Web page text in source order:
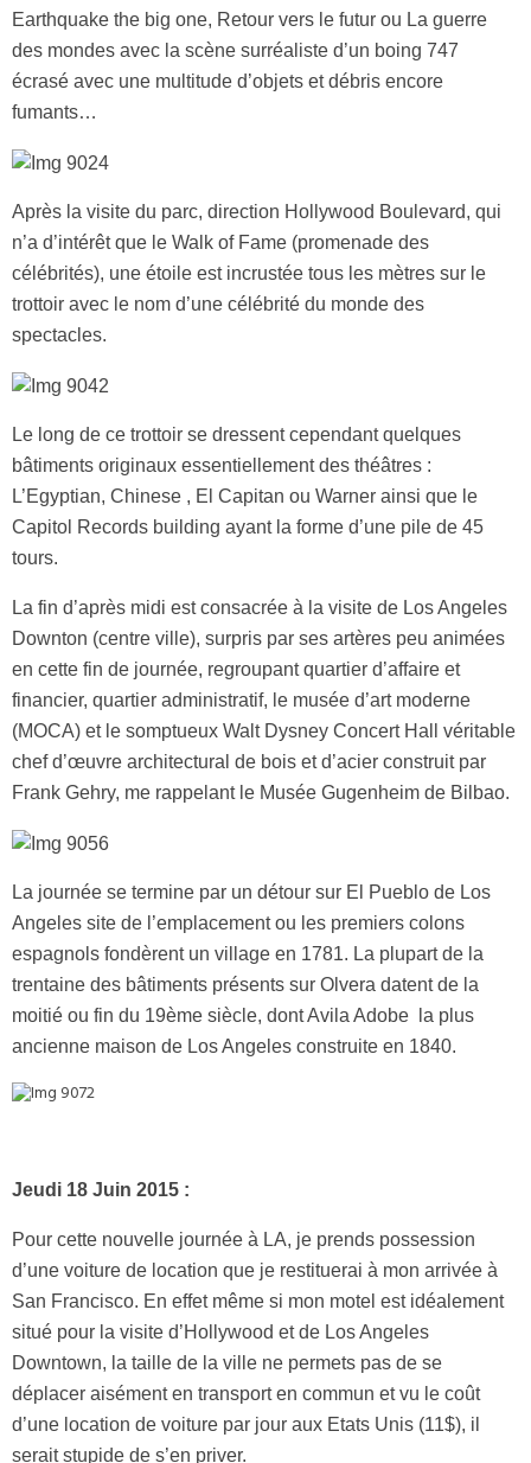
Earthquake the big one, Retour vers le futur ou La guerre
des mondes avec la scène surréaliste d’un boing 747
écrasé avec une multitude d’objets et débris encore
fumants…
Après la visite du parc, direction Hollywood Boulevard, qui
n’a d’intérêt que le Walk of Fame (promenade des
célébrités), une étoile est incrustée tous les mètres sur le
trottoir avec le nom d’une célébrité du monde des
spectacles.
Le long de ce trottoir se dressent cependant quelques
bâtiments originaux essentiellement des théâtres :
L’Egyptian, Chinese , El Capitan ou Warner ainsi que le
Capitol Records building ayant la forme d’une pile de 45
tours.
La fin d’après midi est consacrée à la visite de Los Angeles
Downton (centre ville), surpris par ses artères peu animées
en cette fin de journée, regroupant quartier d’affaire et
financier, quartier administratif, le musée d’art moderne
(MOCA) et le somptueux Walt Dysney Concert Hall véritable
chef d’œuvre architectural de bois et d’acier construit par
Frank Gehry, me rappelant le Musée Gugenheim de Bilbao.
La journée se termine par un détour sur El Pueblo de Los
Angeles site de l’emplacement ou les premiers colons
espagnols fondèrent un village en 1781. La plupart de la
trentaine des bâtiments présents sur Olvera datent de la
moitié ou fin du 19ème siècle, dont Avila Adobe la plus
ancienne maison de Los Angeles construite en 1840.
Jeudi 18 Juin 2015 :
Pour cette nouvelle journée à LA, je prends possession
d’une voiture de location que je restituerai à mon arrivée à
San Francisco. En effet même si mon motel est idéalement
situé pour la visite d’Hollywood et de Los Angeles
Downtown, la taille de la ville ne permets pas de se
déplacer aisément en transport en commun et vu le coût
d’une location de voiture par jour aux Etats Unis (11$), il
serait stupide de s’en priver.